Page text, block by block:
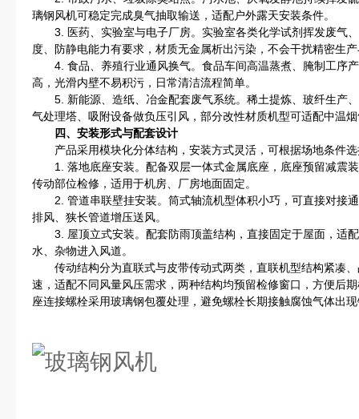
璃钢风机可稳定完成臭气抽取输送，适配户外露天安装条件。
3. 医药、实验室与电子厂房。实验室各类化学试剂挥发废气
度、防静电能力有要求，材质无金属析出污染，不会干扰精密生
4. 食品、养殖行业通风换气。食品车间高温蒸煮、腌制工序
高，光滑内壁不易积污，日常清洁流程简单。
5. 新能源、造纸、冶金配套废气系统。稀土提炼、玻纤生产
气处理塔、吸附设备做负压引风，部分改性材质机型可适配中温
四、安装形式与配套设计
产品采用模块化分体结构，安装方式灵活，可根据场地条件选
1. 落地底座安装。配备双层一体式金属底座，底座预留减震
传动部位检修，适用于机房、厂房地面固定。
2. 管道串联壁挂安装。筒式轴流机型体积小巧，可直接对接
排风、狭长管道增压送风。
3. 屋顶立式安装。配套防雨顶盖结构，直接固定于屋面，适
水、杂物进入风道。
传动结构分为直联式与皮带传动式两类，直联机型结构紧凑、
速，适配不同风量风压需求，两种结构均预留检修窗口，方便后
座连接螺栓采用玻璃钢包覆处理，避免螺栓长期接触腐蚀气体出